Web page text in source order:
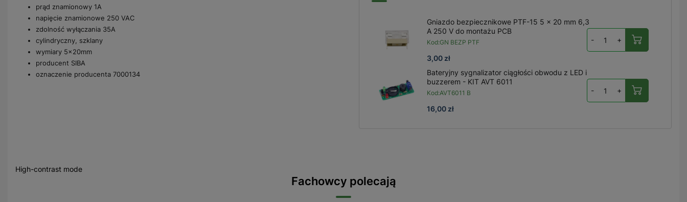
prąd znamionowy 1A
napięcie znamionowe 250 VAC
zdolność wyłączania 35A
cylindryczny, szklany
wymiary 5x20mm
producent SIBA
oznaczenie producenta 7000134
Gniazdo bezpiecznikowe PTF-15 5 × 20 mm 6,3
A 250 V do montażu PCB
Kod:GN BEZP PTF
3,00 zł
- +
Bateryjny sygnalizator ciągłości obwodu z LED i
buzzerem - KIT AVT 6011
Kod:AVT6011 B
16,00 zł
- +
High-contrast mode
Fachowcy polecają